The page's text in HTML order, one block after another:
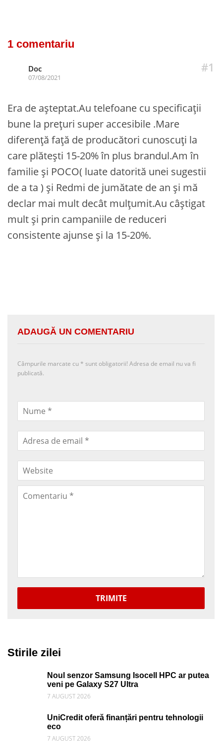
1 comentariu
#1
Doc
07/08/2021
Era de așteptat.Au telefoane cu specificații
bune la prețuri super accesibile .Mare
diferență față de producători cunoscuți la
care plătești 15-20% în plus brandul.Am în
familie și POCO( luate datorită unei sugestii
de a ta ) și Redmi de jumătate de an și mă
declar mai mult decât mulțumit.Au câștigat
mult și prin campaniile de reduceri
consistente ajunse și la 15-20%.
ADAUGĂ UN COMENTARIU
Câmpurile marcate cu * sunt obligatorii! Adresa de email nu va fi
publicată.
TRIMITE
Stirile zilei
Noul senzor Samsung Isocell HPC ar putea
veni pe Galaxy S27 Ultra
7 AUGUST 2026
UniCredit oferă finanțări pentru tehnologii
eco
7 AUGUST 2026